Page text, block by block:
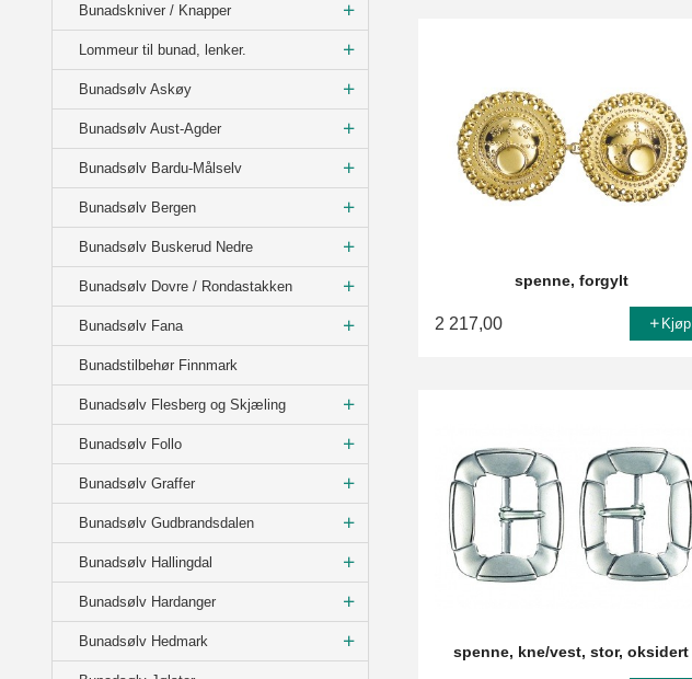
Bunadskniver / Knapper
Lommeur til bunad, lenker.
Bunadsølv Askøy
Bunadsølv Aust-Agder
Bunadsølv Bardu-Målselv
Bunadsølv Bergen
Bunadsølv Buskerud Nedre
Bunadsølv Dovre / Rondastakken
Bunadsølv Fana
Bunadstilbehør Finnmark
Bunadsølv Flesberg og Skjæling
Bunadsølv Follo
Bunadsølv Graffer
Bunadsølv Gudbrandsdalen
Bunadsølv Hallingdal
Bunadsølv Hardanger
Bunadsølv Hedmark
spenne, forgylt
2 217,00 Kjøp
spenne, kne/vest, stor, oksidert